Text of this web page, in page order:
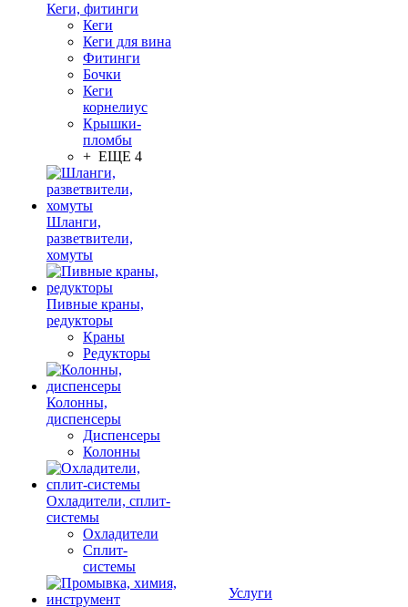
Кеги, фитинги
Кеги
Кеги для вина
Фитинги
Бочки
Кеги
корнелиус
Крышки-
пломбы
+ ЕЩЕ 4
Шланги,
разветвители,
хомуты
Пивные краны,
редукторы
Краны
Редукторы
Колонны,
диспенсеры
Диспенсеры
Колонны
Охладители, сплит-
системы
Охладители
Сплит-
системы
Услуги